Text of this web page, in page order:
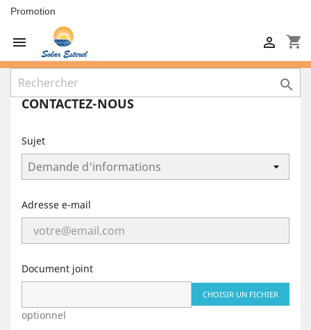
Promotion
 shopping_cart


CONTACTEZ-NOUS
Sujet
Adresse e-mail
Document joint
CHOISIR UN FICHIER
optionnel